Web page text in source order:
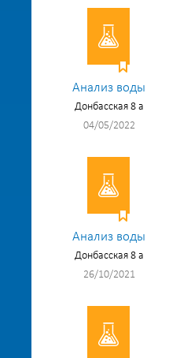
Анализ воды
Донбасская 8 а
04/05/2022
Анализ воды
Донбасская 8 а
26/10/2021